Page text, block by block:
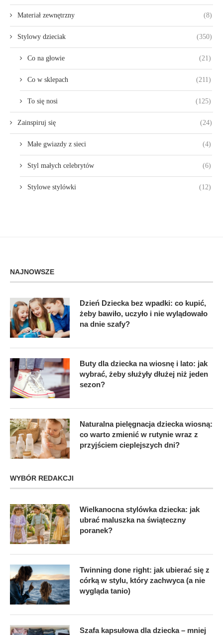
Materiał zewnętrzny (8)
Stylowy dzieciak (350)
Co na głowie (21)
Co w sklepach (211)
To się nosi (125)
Zainspiruj się (24)
Małe gwiazdy z sieci (4)
Styl małych celebrytów (6)
Stylowe stylówki (12)
NAJNOWSZE
Dzień Dziecka bez wpadki: co kupić,
żeby bawiło, uczyło i nie wylądowało
na dnie szafy?
Buty dla dziecka na wiosnę i lato: jak
wybrać, żeby służyły dłużej niż jeden
sezon?
Naturalna pielęgnacja dziecka wiosną:
co warto zmienić w rutynie wraz z
przyjściem cieplejszych dni?
WYBÓR REDAKCJI
Wielkanocna stylówka dziecka: jak
ubrać maluszka na świąteczny
poranek?
Twinning done right: jak ubierać się z
córką w stylu, który zachwyca (a nie
wygląda tanio)
Szafa kapsułowa dla dziecka – mniej